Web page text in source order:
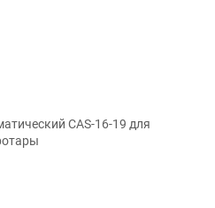
САS-16-19 для